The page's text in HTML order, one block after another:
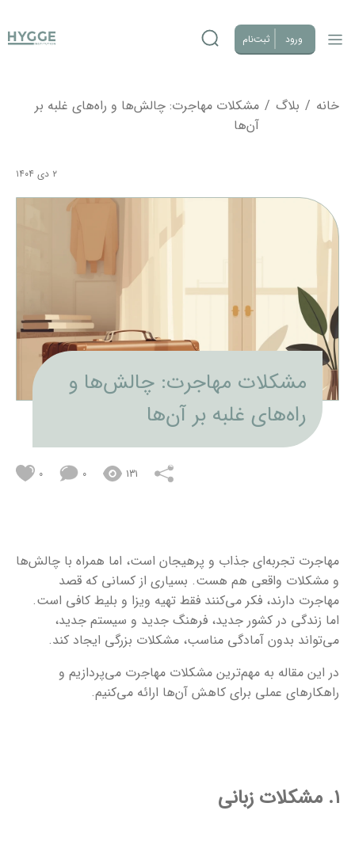
ثبت‌نام ورود
خانه / بلاگ / مشکلات مهاجرت: چالش‌ها و راه‌های غلبه بر
آن‌ها
۲ دی ۱۴۰۴
مشکلات مهاجرت: چالش‌ها و
راه‌های غلبه بر آن‌ها
0 0 131
مهاجرت تجربه‌ای جذاب و پرهیجان است، اما همراه با چالش‌ها
و مشکلات واقعی هم هست. بسیاری از کسانی که قصد
مهاجرت دارند، فکر می‌کنند فقط تهیه ویزا و بلیط کافی است.
اما زندگی در کشور جدید، فرهنگ جدید و سیستم جدید،
می‌تواند بدون آمادگی مناسب، مشکلات بزرگی ایجاد کند.
در این مقاله به مهم‌ترین مشکلات مهاجرت می‌پردازیم و
راهکارهای عملی برای کاهش آن‌ها ارائه می‌کنیم.
۱. مشکلات زبانی